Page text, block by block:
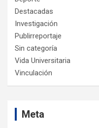
Destacadas
Investigación
Publirreportaje
Sin categoría
Vida Universitaria
Vinculación
Meta